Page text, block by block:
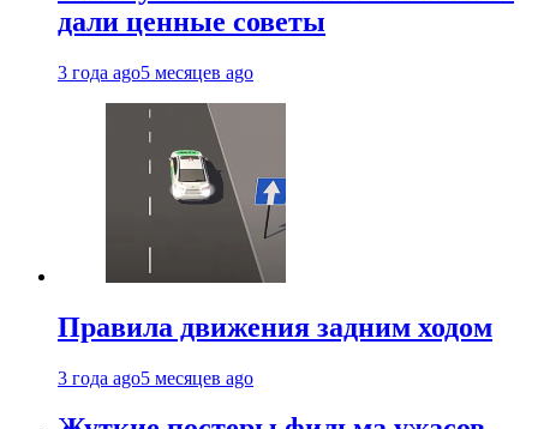
дали ценные советы
3 года ago5 месяцев ago
Правила движения задним ходом
3 года ago5 месяцев ago